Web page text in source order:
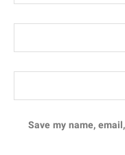
Save my name,